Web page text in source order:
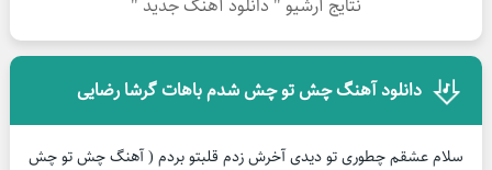
نتایج آرشیو " دانلود آهنگ جدید "
دانلود آهنگ چش تو چش شدم باهات گرشا رضایی
سلام عشقم چطوری تو دیدی آخرش زدم قلبتو بردم ( آهنگ چش تو چش